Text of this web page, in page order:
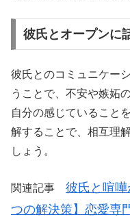
彼氏とオープンに
彼氏とのコミュニケー
うことで、不安や嫉妬
自分の感じていること
解することで、相互理
しょう。
関連記事 彼氏と喧
つの解決策】恋愛専